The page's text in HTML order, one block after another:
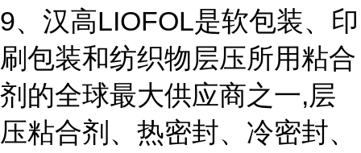
9、汉高LIOFOL是软包装、印
刷包装和纺织物层压所用粘合
剂的全球最大供应商之一,层
压粘合剂、热密封、冷密封、